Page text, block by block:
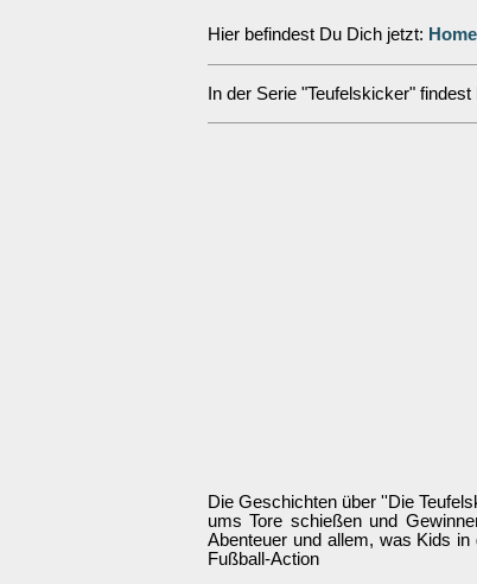
Hier befindest Du Dich jetzt: Home
In der Serie "Teufelskicker" findest
Die Geschichten über ''Die
ums Tore schießen und
Abenteuer und allem, was Kids
Fußball-Action